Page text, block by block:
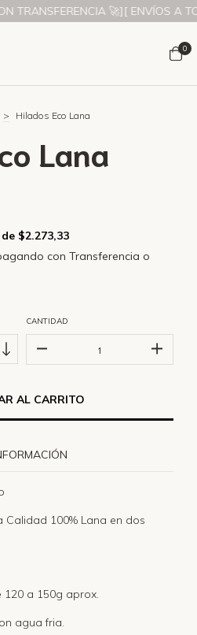
🚀][ ENVÍOS A TODO EL
0
> Hilados Eco Lana
Lana
$2.273,33
con Transferencia o
CANTIDAD
Calidad 100% Lana en dos
120 a 150g aprox.
agua fria.